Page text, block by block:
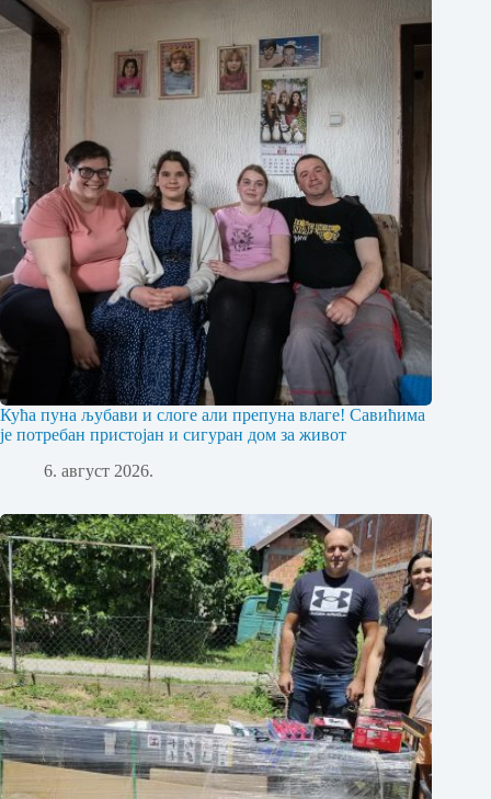
Кућа пуна љубави и слоге али препуна влаге! Савићима
је потребан пристојан и сигуран дом за живот
6. август 2026.